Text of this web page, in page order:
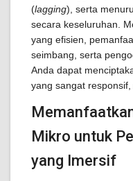
(lagging), serta
secara keseluruhan.
yang efisien,
seimbang, serta
Anda dapat
yang sangat
Mikro untuk
yang Imersif